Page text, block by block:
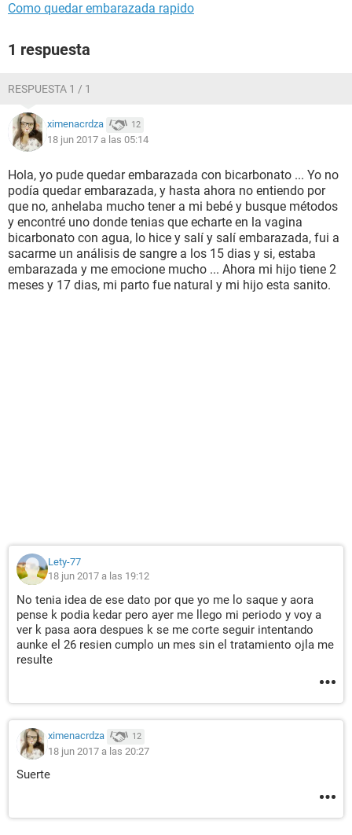
Como quedar embarazada rapido
1 respuesta
RESPUESTA 1 / 1
ximenacrdza 12
18 jun 2017 a las 05:14
Hola, yo pude quedar embarazada con bicarbonato ... Yo no
podía quedar embarazada, y hasta ahora no entiendo por
que no, anhelaba mucho tener a mi bebé y busque métodos
y encontré uno donde tenias que echarte en la vagina
bicarbonato con agua, lo hice y salí y salí embarazada, fui a
sacarme un análisis de sangre a los 15 dias y si, estaba
embarazada y me emocione mucho ... Ahora mi hijo tiene 2
meses y 17 dias, mi parto fue natural y mi hijo esta sanito.
Lety-77
18 jun 2017 a las 19:12
No tenia idea de ese dato por que yo me lo saque y aora
pense k podia kedar pero ayer me llego mi periodo y voy a
ver k pasa aora despues k se me corte seguir intentando
aunke el 26 resien cumplo un mes sin el tratamiento ojla me
resulte
ximenacrdza 12
18 jun 2017 a las 20:27
Suerte